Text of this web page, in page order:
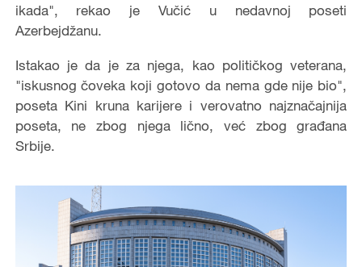
ikada", rekao je Vučić u nedavnoj poseti
Azerbejdžanu.
Istakao je da je za njega, kao političkog veterana,
"iskusnog čoveka koji gotovo da nema gde nije bio",
poseta Kini kruna karijere i verovatno najznačajnija
poseta, ne zbog njega lično, već zbog građana
Srbije.